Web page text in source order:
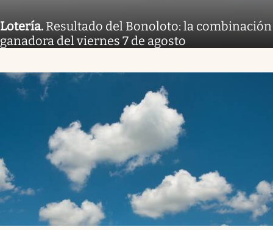
Lotería. Resultado del Bonoloto: la combinación
ganadora del viernes 7 de agosto